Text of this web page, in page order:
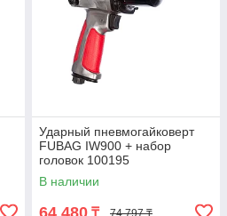
Ударный пневмогайковерт
FUBAG IW900 + набор
головок 100195
В наличии
64 480 ₸ 74 797 ₸